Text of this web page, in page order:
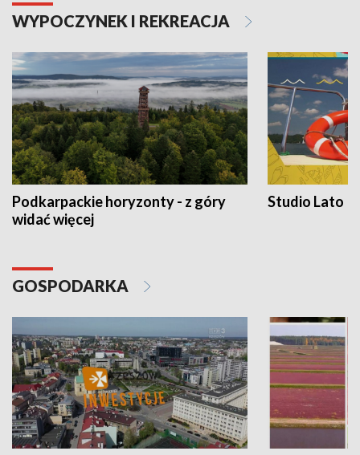
WYPOCZYNEK I REKREACJA
Podkarpackie horyzonty - z góry
widać więcej
Studio Lato
GOSPODARKA